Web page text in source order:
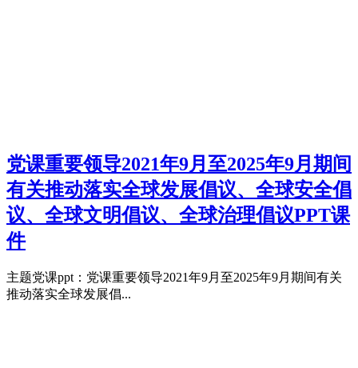
党课重要领导2021年9月至2025年9月期间
有关推动落实全球发展倡议、全球安全倡
议、全球文明倡议、全球治理倡议PPT课
件
主题党课ppt：党课重要领导2021年9月至2025年9月期间有关
推动落实全球发展倡...